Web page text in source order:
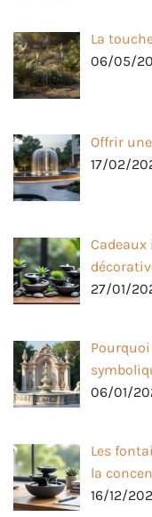
La
06/05/
Offrir
17/02/
27/01/
06/01/
Les
la
16/12/